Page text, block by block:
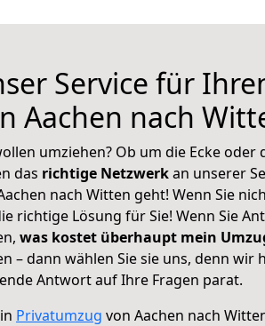
Service für
Aachen nach
umziehen? Ob um die Ecke
das richtige Netzwerkan unserer
nach Witten geht! Wenn Sie
richtige Lösung für Sie! Wenn Sie
was kostet überhaupt mein
– dann wählen Sie sie uns, denn wir
Antwort auf Ihre Fragen parat.
Privatumzug von Aachen nach